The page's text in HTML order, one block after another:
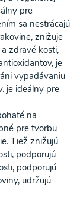
pre
sa nestrácajú
znižuje
zdravé kosti,
je
vypadávaniu
je ideálny pre
na
pre tvorbu
Tiež znižujú
podporujú
podporujú
udržujú